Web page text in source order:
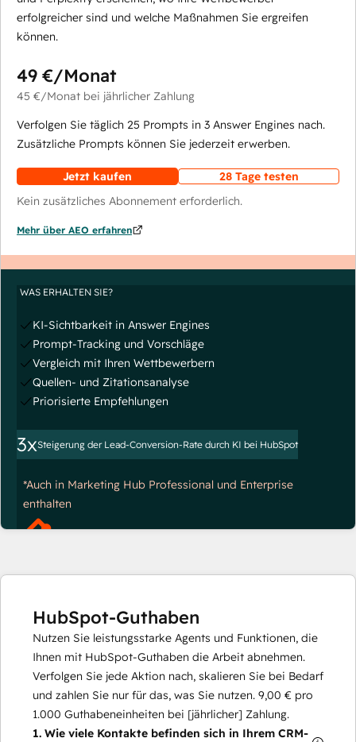
erfolgreicher sind und welche Maßnahmen Sie ergreifen
können.
49 €/Monat
45 €/Monat bei jährlicher Zahlung
Verfolgen Sie täglich 25 Prompts in 3 Answer Engines nach.
Zusätzliche Prompts können Sie jederzeit erwerben.
Jetzt kaufen
28 Tage testen
Kein zusätzliches Abonnement erforderlich.
Mehr über AEO erfahren
WAS ERHALTEN SIE?
KI-Sichtbarkeit in Answer Engines
Prompt-Tracking und Vorschläge
Vergleich mit Ihren Wettbewerbern
Quellen- und Zitationsanalyse
Priorisierte Empfehlungen
3xSteigerung der Lead-Conversion-Rate durch KI bei HubSpot
*Auch in Marketing Hub Professional und Enterprise
enthalten
HubSpot-Guthaben
Nutzen Sie leistungsstarke Agents und Funktionen, die
Ihnen mit HubSpot-Guthaben die Arbeit abnehmen.
Verfolgen Sie jede Aktion nach, skalieren Sie bei Bedarf
und zahlen Sie nur für das, was Sie nutzen. 9,00 € pro
1.000 Guthabeneinheiten bei [jährlicher] Zahlung.
1. Wie viele Kontakte befinden sich in Ihrem CRM-